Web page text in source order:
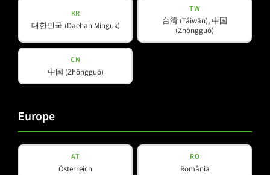
IC-Line
L-Line
Mi-Line
Portable Column
SMX-Line
Unsere Partner
KR
대한민국 (Daehan Minguk)
TW
台湾 (Táiwān), 中国
(Zhōngguó)
CN
中国 (Zhōngguó)
Europe
AT
Österreich
RO
România